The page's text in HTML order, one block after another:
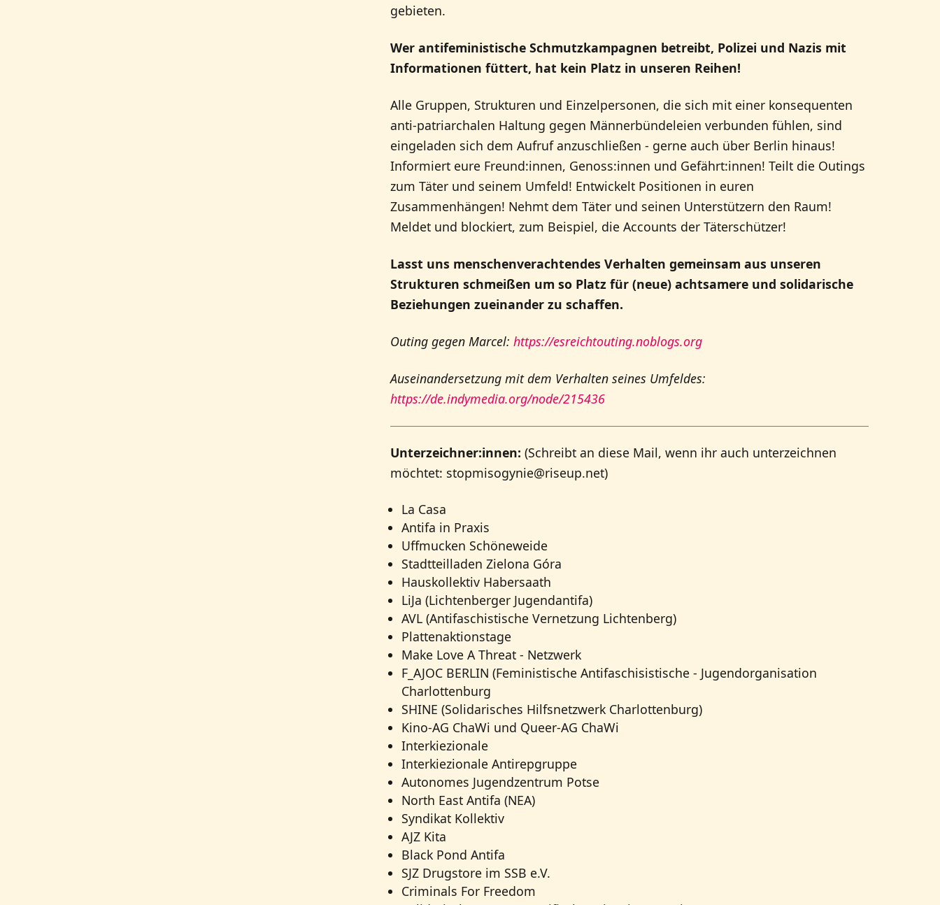
gebieten.
Wer antifeministische Schmutzkampagnen betreibt, Polizei und Nazis mit
Informationen füttert, hat kein Platz in unseren Reihen!
Alle Gruppen, Strukturen und Einzelpersonen, die sich mit einer konsequenten
anti-patriarchalen Haltung gegen Männerbündeleien verbunden fühlen, sind
eingeladen sich dem Aufruf anzuschließen - gerne auch über Berlin hinaus!
Informiert eure Freund:innen, Genoss:innen und Gefährt:innen! Teilt die Outings
zum Täter und seinem Umfeld! Entwickelt Positionen in euren
Zusammenhängen! Nehmt dem Täter und seinen Unterstützern den Raum!
Meldet und blockiert, zum Beispiel, die Accounts der Täterschützer!
Lasst uns menschenverachtendes Verhalten gemeinsam aus unseren
Strukturen schmeißen um so Platz für (neue) achtsamere und solidarische
Beziehungen zueinander zu schaffen.
Outing gegen Marcel: https://esreichtouting.noblogs.org
Auseinandersetzung mit dem Verhalten seines Umfeldes:
https://de.indymedia.org/node/215436
Unterzeichner:innen: (Schreibt an diese Mail, wenn ihr auch unterzeichnen
möchtet: stopmisogynie@riseup.net)
La Casa
Antifa in Praxis
Uffmucken Schöneweide
Stadtteilladen Zielona Góra
Hauskollektiv Habersaath
LiJa (Lichtenberger Jugendantifa)
AVL (Antifaschistische Vernetzung Lichtenberg)
Plattenaktionstage
Make Love A Threat - Netzwerk
F_AJOC BERLIN (Feministische Antifaschisistische - Jugendorganisation
Charlottenburg
SHINE (Solidarisches Hilfsnetzwerk Charlottenburg)
Kino-AG ChaWi und Queer-AG ChaWi
Interkiezionale
Interkiezionale Antirepgruppe
Autonomes Jugendzentrum Potse
North East Antifa (NEA)
Syndikat Kollektiv
AJZ Kita
Black Pond Antifa
SJZ Drugstore im SSB e.V.
Criminals For Freedom